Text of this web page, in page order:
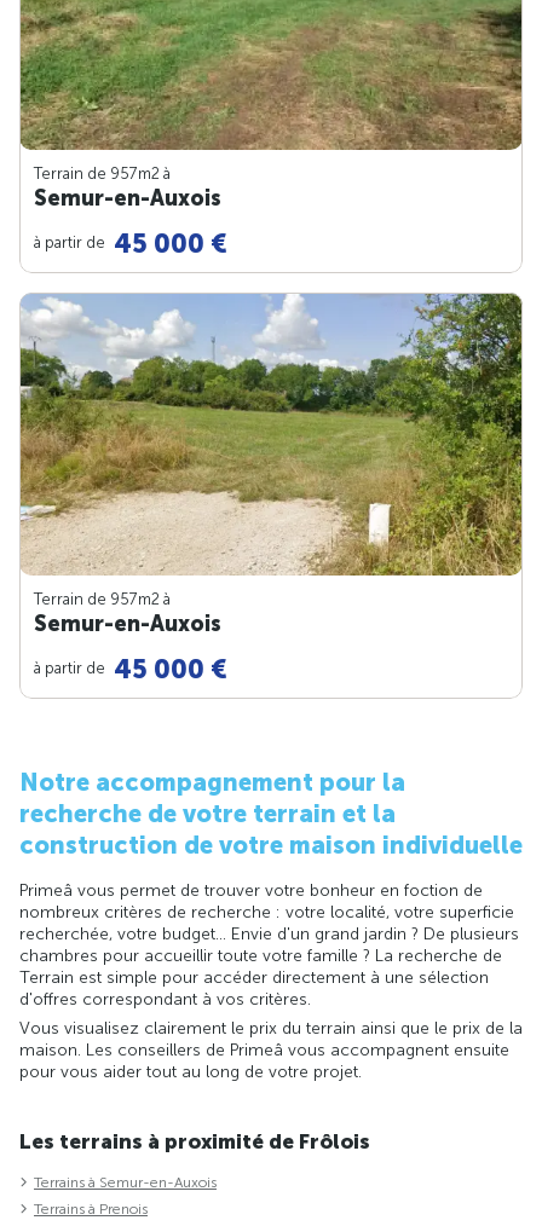
Terrain de 957m2 à
Semur-en-Auxois
à partir de 45 000 €
Terrain de 957m2 à
Semur-en-Auxois
à partir de 45 000 €
Notre accompagnement pour la
recherche de votre terrain et la
construction de votre maison individuelle
Primeâ vous permet de trouver votre bonheur en foction de
nombreux critères de recherche : votre localité, votre superficie
recherchée, votre budget... Envie d'un grand jardin ? De plusieurs
chambres pour accueillir toute votre famille ? La recherche de
Terrain est simple pour accéder directement à une sélection
d'offres correspondant à vos critères.
Vous visualisez clairement le prix du terrain ainsi que le prix de la
maison. Les conseillers de Primeâ vous accompagnent ensuite
pour vous aider tout au long de votre projet.
Les terrains à proximité de Frôlois
Terrains à Semur-en-Auxois
Terrains à Prenois